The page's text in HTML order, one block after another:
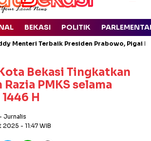
BEKASI POLITIK
Menteri Terbaik Presiden Prabowo, Pigai
Bekasi Tingkatkan
PMKS selama
H
- Jurnalis
2025 - 11:47 WIB